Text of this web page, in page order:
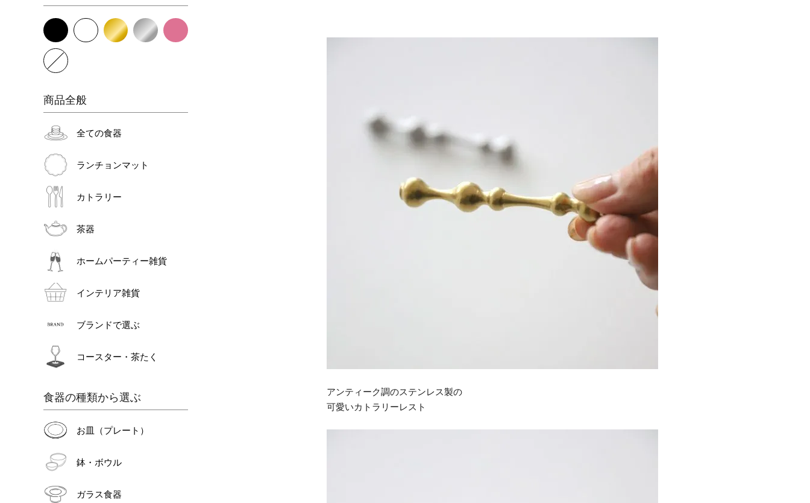
商品全般
全ての食器
ランチョンマット
カトラリー
茶器
ホームパーティー雑貨
インテリア雑貨
ブランドで選ぶ
コースター・茶たく
食器の種類から選ぶ
お皿（プレート）
鉢・ボウル
ガラス食器
アンティーク調のステンレス製の
可愛いカトラリーレスト